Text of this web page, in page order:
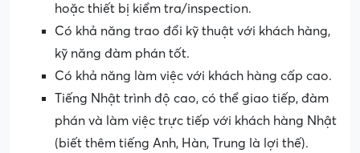
hoặc thiết bị kiểm tra/inspection.
Có khả năng trao đổi kỹ thuật với khách hàng,
kỹ năng đàm phán tốt.
Có khả năng làm việc với khách hàng cấp cao.
Tiếng Nhật trình độ cao, có thể giao tiếp, đàm
phán và làm việc trực tiếp với khách hàng Nhật
(biết thêm tiếng Anh, Hàn, Trung là lợi thế).